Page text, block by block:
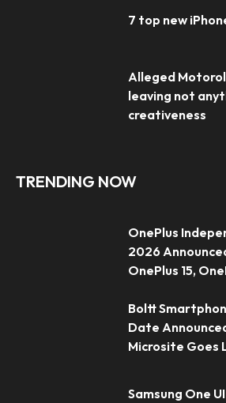
7 top new
Alleged
leaving not
creativeness
TRENDING NOW
OnePlus
2026
OnePlus 15,
Boltt
Date
Microsite Goes
Samsung One